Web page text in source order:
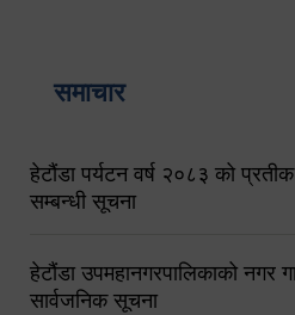
समाचार
हेटौंडा पर्यटन वर्ष २०८३ को प्रतीक
सम्बन्धी सूचना
हेटौंडा उपमहानगरपालिकाको नगर
सार्वजनिक सूचना